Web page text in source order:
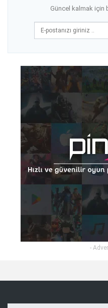
Güncel kalmak için
-